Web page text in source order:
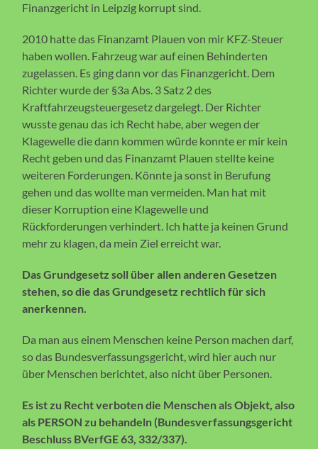
Finanzgericht in Leipzig korrupt sind.
2010 hatte das Finanzamt Plauen von mir KFZ-Steuer
haben wollen. Fahrzeug war auf einen Behinderten
zugelassen. Es ging dann vor das Finanzgericht. Dem
Richter wurde der §3a Abs. 3 Satz 2 des
Kraftfahrzeugsteuergesetz dargelegt. Der Richter
wusste genau das ich Recht habe, aber wegen der
Klagewelle die dann kommen würde konnte er mir kein
Recht geben und das Finanzamt Plauen stellte keine
weiteren Forderungen. Könnte ja sonst in Berufung
gehen und das wollte man vermeiden. Man hat mit
dieser Korruption eine Klagewelle und
Rückforderungen verhindert. Ich hatte ja keinen Grund
mehr zu klagen, da mein Ziel erreicht war.
Das Grundgesetz soll über allen anderen Gesetzen
stehen, so die das Grundgesetz rechtlich für sich
anerkennen.
Da man aus einem Menschen keine Person machen darf,
so das Bundesverfassungsgericht, wird hier auch nur
über Menschen berichtet, also nicht über Personen.
Es ist zu Recht verboten die Menschen als Objekt, also
als PERSON zu behandeln (Bundesverfassungsgericht
Beschluss BVerfGE 63, 332/337).